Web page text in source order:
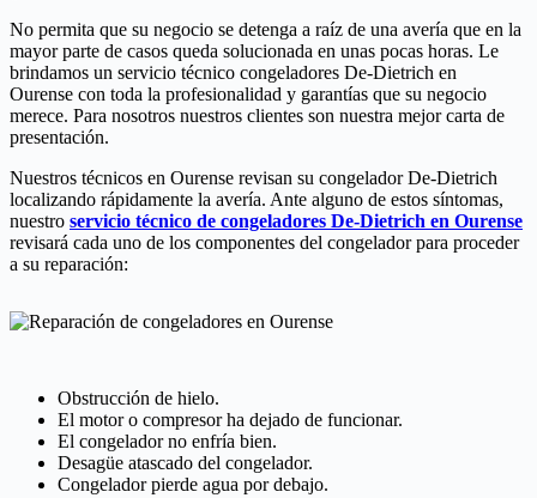
No permita que su negocio se detenga a raíz de una avería que en la
mayor parte de casos queda solucionada en unas pocas horas. Le
brindamos un servicio técnico congeladores De-Dietrich en
Ourense con toda la profesionalidad y garantías que su negocio
merece. Para nosotros nuestros clientes son nuestra mejor carta de
presentación.
Nuestros técnicos en Ourense revisan su congelador De-Dietrich
localizando rápidamente la avería. Ante alguno de estos síntomas,
nuestro servicio técnico de congeladores De-Dietrich en Ourense
revisará cada uno de los componentes del congelador para proceder
a su reparación:
Obstrucción de hielo.
El motor o compresor ha dejado de funcionar.
El congelador no enfría bien.
Desagüe atascado del congelador.
Congelador pierde agua por debajo.